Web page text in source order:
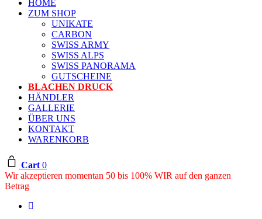
HOME
ZUM SHOP
UNIKATE
CARBON
SWISS ARMY
SWISS ALPS
SWISS PANORAMA
GUTSCHEINE
BLACHEN DRUCK
HÄNDLER
GALLERIE
ÜBER UNS
KONTAKT
WARENKORB
Cart 0
Wir akzeptieren momentan 50 bis 100% WIR auf den ganzen
Betrag